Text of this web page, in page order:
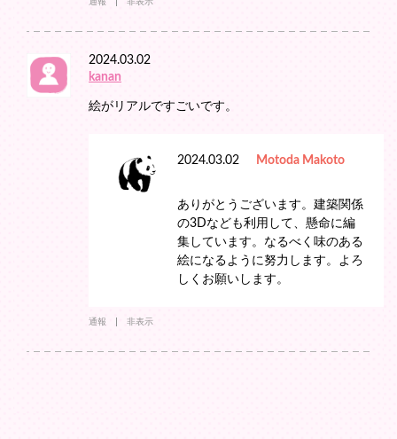
通報 非表示
2024.03.02
kanan
絵がリアルですごいです。
2024.03.02 Motoda Makoto
ありがとうございます。建築関係
の3Dなども利用して、懸命に編
集しています。なるべく味のある
絵になるように努力します。よろ
しくお願いします。
通報 非表示